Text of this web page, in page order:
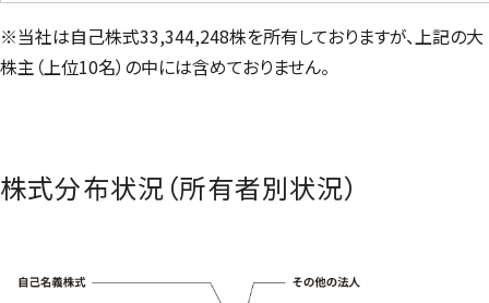
※当社は自己株式33,344,248株を所有しておりますが、上記の大
株主（上位10名）の中には含めておりません。
株式分布状況（所有者別状況）